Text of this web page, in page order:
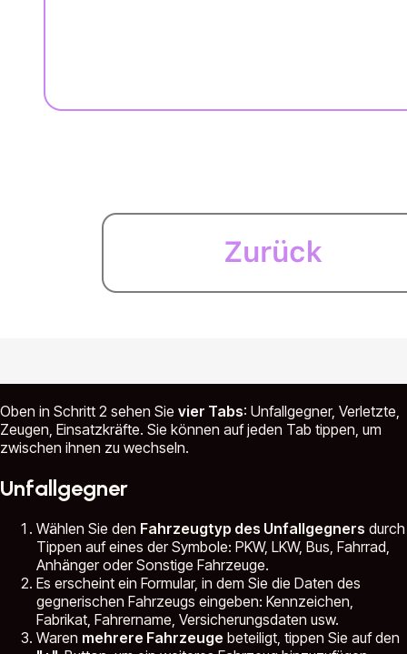
Oben in Schritt 2 sehen Sie vier Tabs: Unfallgegner, Verletzte,
Zeugen, Einsatzkräfte. Sie können auf jeden Tab tippen, um
zwischen ihnen zu wechseln.
Unfallgegner
Wählen Sie den Fahrzeugtyp des Unfallgegners durch
Tippen auf eines der Symbole: PKW, LKW, Bus, Fahrrad,
Anhänger oder Sonstige Fahrzeuge.
Es erscheint ein Formular, in dem Sie die Daten des
gegnerischen Fahrzeugs eingeben: Kennzeichen,
Fabrikat, Fahrername, Versicherungsdaten usw.
Waren mehrere Fahrzeuge beteiligt, tippen Sie auf den